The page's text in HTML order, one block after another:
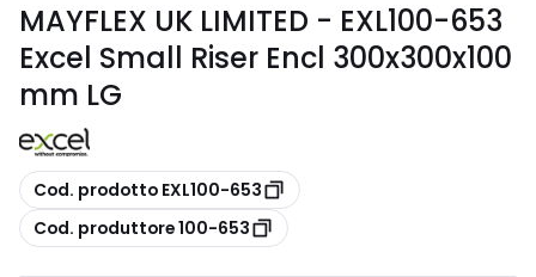
MAYFLEX UK LIMITED - EXL100-653
Excel Small Riser Encl 300x300x100
mm LG
copia
Cod. prodotto EXL100-653
copia
Cod. produttore 100-653